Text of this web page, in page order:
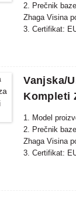
2. Prečnik
Zhaga Visina
3. Certifikat:
Vanjska/
Kompleti
1. Model
2. Prečnik
Zhaga Visina
3. Certifikat: